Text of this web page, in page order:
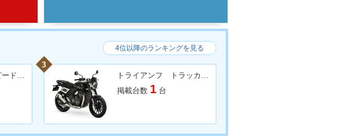
トライアンフ スピードツイン９００
3
トライアンフ トラッカー４００
掲載台数 1 台
4位以降のランキングを見る